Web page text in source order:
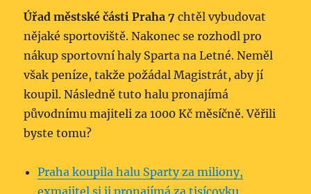
Úřad městské části Praha 7 chtěl vybudovat
nějaké sportoviště. Nakonec se rozhodl pro
nákup sportovní haly Sparta na Letné. Neměl
však peníze, takže požádal Magistrát, aby jí
koupil. Následně tuto halu pronajímá
původnímu majiteli za 1000 Kč měsíčně. Věřili
byste tomu?
Praha koupila halu Sparty za miliony,
exmajitel si ji pronajímá za tisícovku